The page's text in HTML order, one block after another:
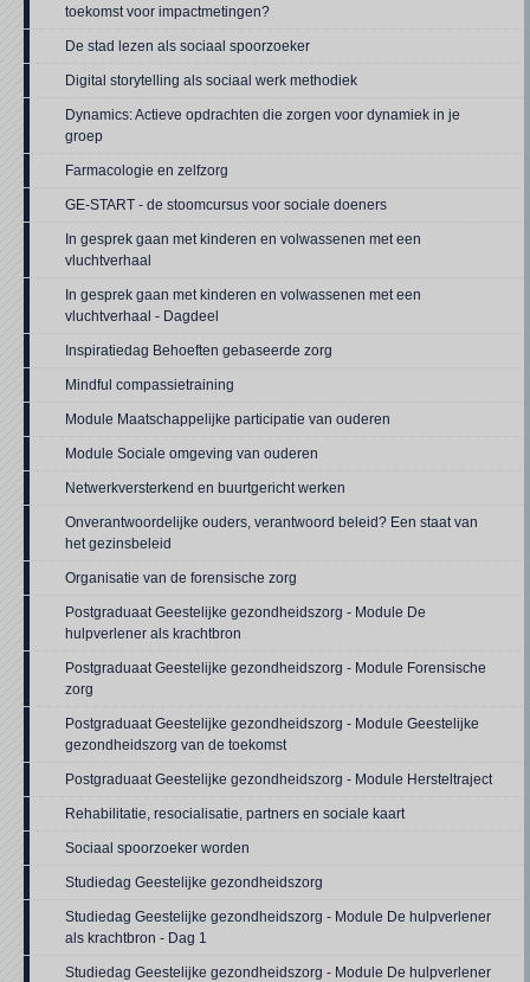
toekomst voor impactmetingen?
De stad lezen als sociaal spoorzoeker
Digital storytelling als sociaal werk methodiek
Dynamics: Actieve opdrachten die zorgen voor dynamiek in je
groep
Farmacologie en zelfzorg
GE-START - de stoomcursus voor sociale doeners
In gesprek gaan met kinderen en volwassenen met een
vluchtverhaal
In gesprek gaan met kinderen en volwassenen met een
vluchtverhaal - Dagdeel
Inspiratiedag Behoeften gebaseerde zorg
Mindful compassietraining
Module Maatschappelijke participatie van ouderen
Module Sociale omgeving van ouderen
Netwerkversterkend en buurtgericht werken
Onverantwoordelijke ouders, verantwoord beleid? Een staat van
het gezinsbeleid
Organisatie van de forensische zorg
Postgraduaat Geestelijke gezondheidszorg - Module De
hulpverlener als krachtbron
Postgraduaat Geestelijke gezondheidszorg - Module Forensische
zorg
Postgraduaat Geestelijke gezondheidszorg - Module Geestelijke
gezondheidszorg van de toekomst
Postgraduaat Geestelijke gezondheidszorg - Module Hersteltraject
Rehabilitatie, resocialisatie, partners en sociale kaart
Sociaal spoorzoeker worden
Studiedag Geestelijke gezondheidszorg
Studiedag Geestelijke gezondheidszorg - Module De hulpverlener
als krachtbron - Dag 1
Studiedag Geestelijke gezondheidszorg - Module De hulpverlener